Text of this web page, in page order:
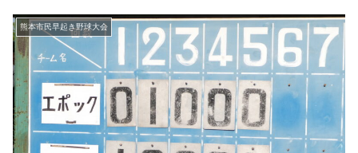
熊本市民早起き野球大会